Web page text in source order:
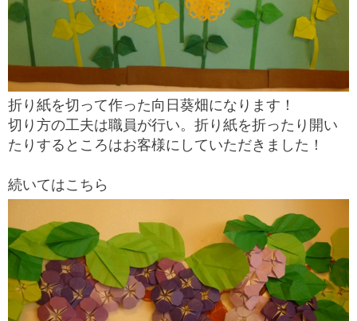
折り紙を切って作った向日葵畑になります！
切り方の工夫は職員が行い。折り紙を折ったり開い
たりするところはお客様にしていただきました！
続いてはこちら